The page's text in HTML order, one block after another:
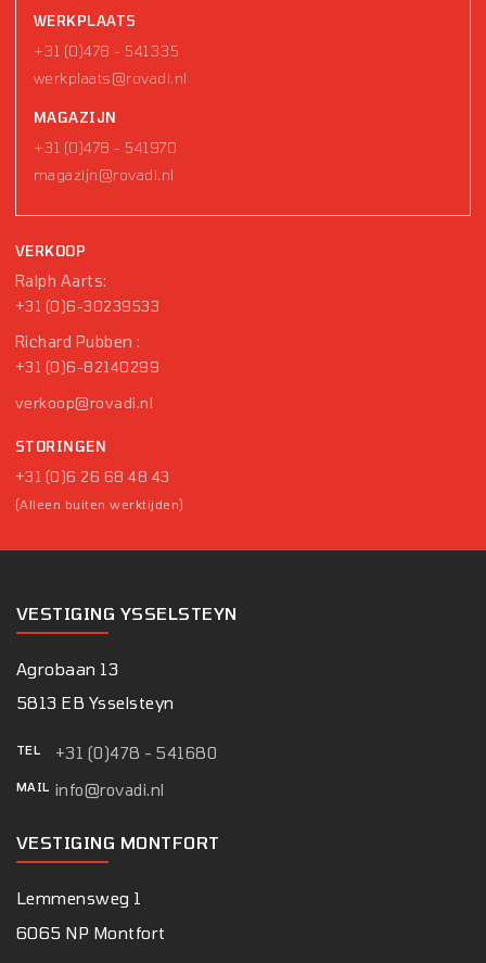
WERKPLAATS
+31 (0)478 - 541335
werkplaats@rovadi.nl
MAGAZIJN
+31 (0)478 - 541970
magazijn@rovadi.nl
VERKOOP
Ralph Aarts:
+31 (0)6-30239533
Richard Pubben :
+31 (0)6-82140299
verkoop@rovadi.nl
STORINGEN
+31 (0)6 26 68 48 43
(Alleen buiten werktijden)
VESTIGING YSSELSTEYN
Agrobaan 13
5813 EB Ysselsteyn
TEL +31 (0)478 - 541680
MAIL info@rovadi.nl
VESTIGING MONTFORT
Lemmensweg 1
6065 NP Montfort